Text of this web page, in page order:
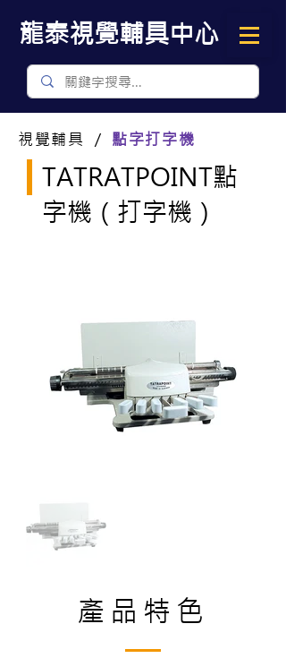
​龍泰視覺輔具中心
視覺輔具 ／ 點字打字機
TATRATPOINT點
字機（打字機）
產品特色